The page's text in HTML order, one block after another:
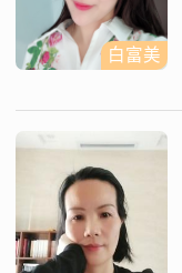
白富美